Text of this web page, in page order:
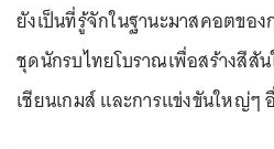
ยังเป็นที่รู้จักในฐานะมาสคอตขอ
ชุดนักรบไทยโบราณเพื่อสร้างสีสั
เชียนเกมส์ และการแข่งขันใหญ่ๆ